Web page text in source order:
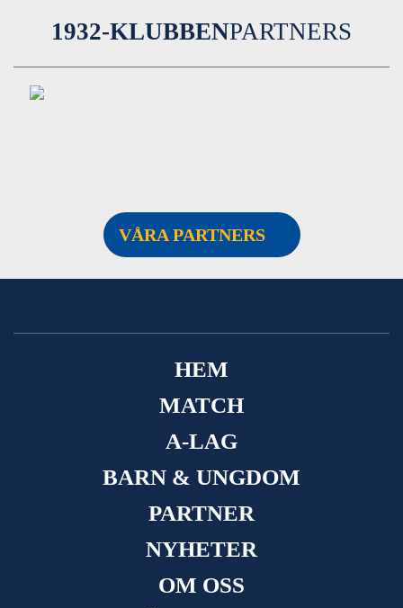
1932-KLUBBENPARTNERS
VÅRA PARTNERS
HEM
MATCH
A-LAG
BARN & UNGDOM
PARTNER
NYHETER
OM OSS